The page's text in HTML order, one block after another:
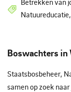
Betrekken van
Boswachters in
Staatsbosbeheer,
samen op zoek